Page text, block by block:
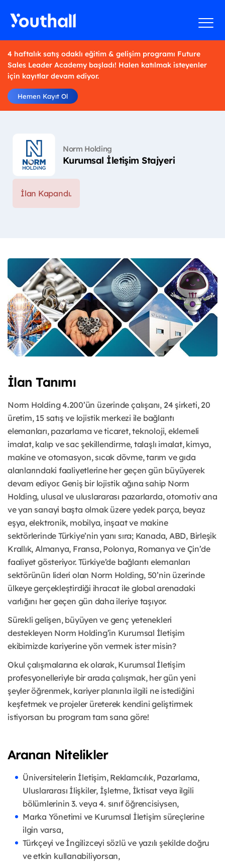
4 haftalık satış odaklı eğitim & gelişim programı Future
Sales Leader Academy başladı! Halen katılmak isteyenler
için kayıtlar devam ediyor.
Hemen Kayıt Ol
Norm Holding
Kurumsal İletişim Stajyeri
İlan Kapandı.
İlan Tanımı
Norm Holding 4.200’ün üzerinde çalışanı, 24 şirketi, 20
üretim, 15 satış ve lojistik merkezi ile bağlantı
elemanları, pazarlama ve ticaret, teknoloji, eklemeli
imalat, kalıp ve sac şekillendirme, talaşlı imalat, kimya,
makine ve otomasyon, sıcak dövme, tarım ve gıda
alanlarındaki faaliyetlerine her geçen gün büyüyerek
devam ediyor. Geniş bir lojistik ağına sahip Norm
Holding, ulusal ve uluslararası pazarlarda, otomotiv ana
ve yan sanayi başta olmak üzere yedek parça, beyaz
eşya, elektronik, mobilya, inşaat ve makine
sektörlerinde Türkiye’nin yanı sıra; Kanada, ABD, Birleşik
Krallık, Almanya, Fransa, Polonya, Romanya ve Çin’de
faaliyet gösteriyor. Türkiye’de bağlantı elemanları
sektörünün lideri olan Norm Holding, 50’nin üzerinde
ülkeye gerçekleştirdiği ihracat ile global arenadaki
varlığını her geçen gün daha ileriye taşıyor.
Sürekli gelişen, büyüyen ve genç yetenekleri
destekleyen Norm Holding’in Kurumsal İletişim
ekibimizde kariyerine yön vermek ister misin?
Okul çalışmalarına ek olarak, Kurumsal İletişim
profesyonelleriyle bir arada çalışmak, her gün yeni
şeyler öğrenmek, kariyer planınla ilgili ne istediğini
keşfetmek ve projeler üreterek kendini geliştirmek
istiyorsan bu program tam sana göre!
Aranan Nitelikler
Üniversitelerin İletişim, Reklamcılık, Pazarlama,
Uluslararası İlişkiler, İşletme, İktisat veya ilgili
bölümlerinin 3. veya 4. sınıf öğrencisiysen,
Marka Yönetimi ve Kurumsal İletişim süreçlerine
ilgin varsa,
Türkçeyi ve İngilizceyi sözlü ve yazılı şekilde doğru
ve etkin kullanabiliyorsan,